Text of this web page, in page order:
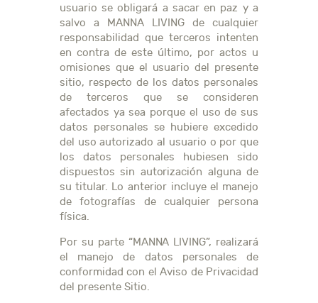
usuario se obligará a sacar en paz y a
salvo a MANNA LIVING de cualquier
responsabilidad que terceros intenten
en contra de este último, por actos u
omisiones que el usuario del presente
sitio, respecto de los datos personales
de terceros que se consideren
afectados ya sea porque el uso de sus
datos personales se hubiere excedido
del uso autorizado al usuario o por que
los datos personales hubiesen sido
dispuestos sin autorización alguna de
su titular. Lo anterior incluye el manejo
de fotografías de cualquier persona
física.
Por su parte “MANNA LIVING”, realizará
el manejo de datos personales de
conformidad con el Aviso de Privacidad
del presente Sitio.